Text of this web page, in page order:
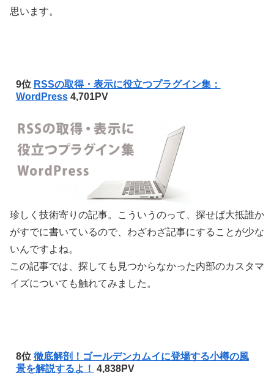
思います。
9位 RSSの取得・表示に役立つプラグイン集：
WordPress4,701PV
珍しく技術寄りの記事。こういうのって、探せば大抵誰か
がすでに書いているので、わざわざ記事にすることが少な
いんですよね。
この記事では、探しても見つからなかった内部のカスタマ
イズについても触れてみました。
8位 徹底解剖！ゴールデンカムイに登場する小樽の風
景を解説するよ！ 4,838PV